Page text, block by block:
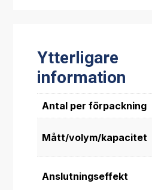
Ytterligare
information
Antal per förpackning
Mått/volym/kapacitet
Anslutningseffekt